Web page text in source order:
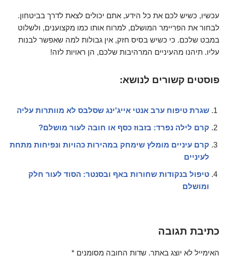
עכשיו, כשיש לכם את כל הידע, אתם יכולים לצאת לדרך בביטחון.
לבחור את הפריימר המושלם, למרוח אותו כמו מקצוענים, ולשלוט
במבט שלכם. כי כשיש בסיס חזק, אין גבולות למה שאפשר לבנות
עליו. תיהנו מהעיניים המרהיבות שלכם, הן ראויות לזה!
פוסטים קשורים לנושא:
שגרת טיפוח ערב אנטי אייג'ינג שסלבס לא מוותרות עליה
קרם לילה נפרד: בזבוז כסף או חובה לעור מושלם?
קרם עיניים מומלץ שימחק במהירות כהויות ונפיחות מתחת
לעיניים
טיפול בנקודות שחורות באף ובסנטר: הסוד לעור חלק
ומושלם
כתיבת תגובה
האימייל לא יוצג באתר. שדות החובה מסומנים *